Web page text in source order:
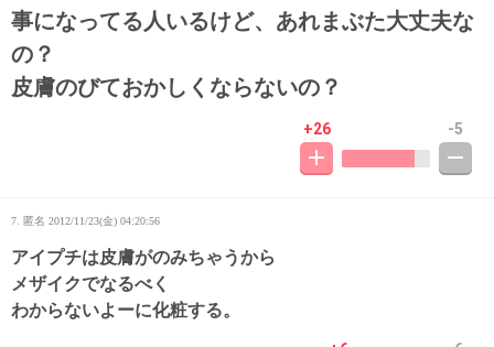
事になってる人いるけど、あれまぶた大丈夫な
の？
皮膚のびておかしくならないの？
+26 -5
7. 匿名 2012/11/23(金) 04:20:56
アイプチは皮膚がのみちゃうから
メザイクでなるべく
わからないよーに化粧する。